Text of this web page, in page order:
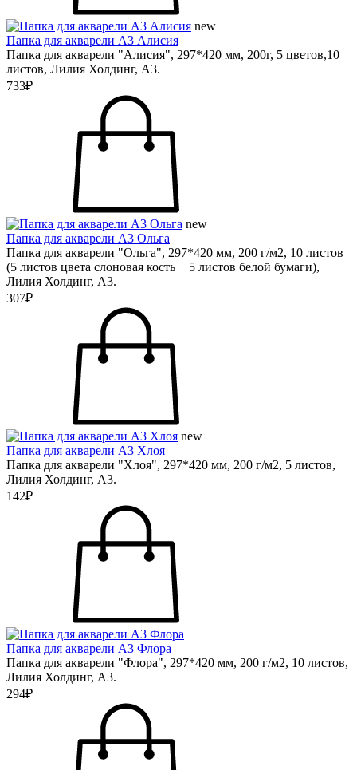
new
Папка для акварели А3 Алисия
Папка для акварели "Алисия", 297*420 мм, 200г, 5 цветов,10
листов, Лилия Холдинг, А3.
733₽
new
Папка для акварели А3 Ольга
Папка для акварели "Ольга", 297*420 мм, 200 г/м2, 10 листов
(5 листов цвета слоновая кость + 5 листов белой бумаги),
Лилия Холдинг, А3.
307₽
new
Папка для акварели А3 Хлоя
Папка для акварели "Хлоя", 297*420 мм, 200 г/м2, 5 листов,
Лилия Холдинг, А3.
142₽
Папка для акварели А3 Флора
Папка для акварели "Флора", 297*420 мм, 200 г/м2, 10 листов,
Лилия Холдинг, А3.
294₽